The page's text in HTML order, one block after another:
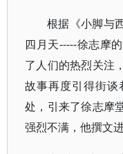
根据《小脚与
四月天-----徐志摩
了人们的热烈关注
故事再度引得街
处，引来了徐志摩
强烈不满，他撰文